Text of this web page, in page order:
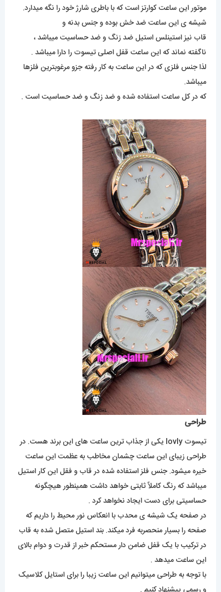
موتور این ساعت کوارتز است که با باطری شارژ خود را نگه میدارد.
شیشه ی این ساعت ضد خش بوده و جنس بدنه و
قاب نیز استینلس استیل ضد زنگ و ضد حساسیت میباشد ،
ناگفته نماند که این ساعت قفل اصلی تیسوت را دارا میباشد .
لذا جنس فلزی که در این ساعت به کار رفته جزو مرغوبترین فلزها
میباشد.
که در کل ساعت استفاده شده و ضد زنگ و ضد حساسیت است .
طراحی
تیسوت lovly یکی از جذاب ترین ساعت های این برند هست. در
طراحی زیبای این ساعت چشمان مخاطب به عظمت این ساعت
خیره میشود. جنس فلز استفاده شده در قاب و فقل این کار استیل
میباشد که رنگ کاملاً ثابتی خواهد داشت همینطور هیچگونه
حساسیتی برای دست ایجاد نخواهد کرد .
در صفحه یک شیشه ی محدب با انعکاس نور محیط را داریم که
صفحه را بسیار منحصربه فرد میکند. بند استیل متصل شده به قاب
در ترکیب با یک قفل ضامن دار مستحکم خبر از قدرت و دوام بالای
این ساعت میدهد .
با توجه به طراحی میتوانیم این ساعت زیبا را برای استایل کلاسیک